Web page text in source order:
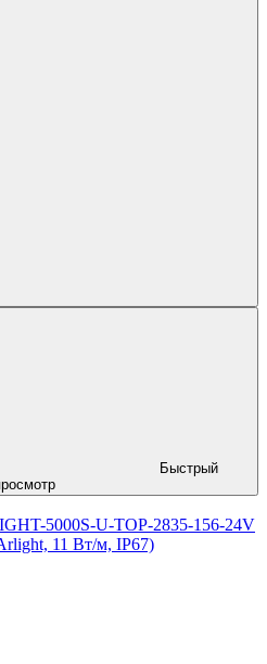
Быстрый
5000S-U-TOP-2835-156-24V
11 Вт/м, IP67)